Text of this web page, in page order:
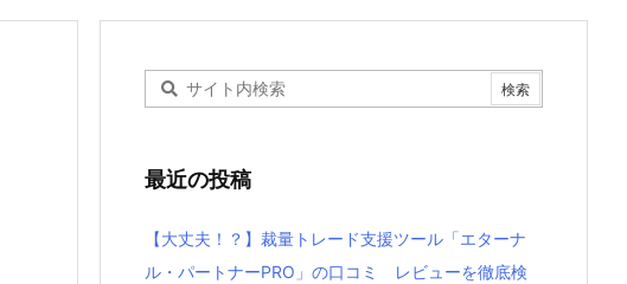
最近の投稿
【大丈夫！？】裁量トレード支援ツール「エターナ
ル・パートナーPRO」の口コミ レビューを徹底検